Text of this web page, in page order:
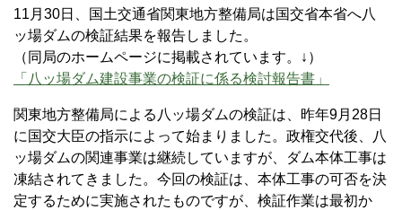
11月30日、国土交通省関東地方整備局は国交省本省へ八
ッ場ダムの検証結果を報告しました。
（同局のホームページに掲載されています。↓）
「八ッ場ダム建設事業の検証に係る検討報告書」
関東地方整備局による八ッ場ダムの検証は、昨年9月28日
に国交大臣の指示によって始まりました。政権交代後、八
ッ場ダムの関連事業は継続していますが、ダム本体工事は
凍結されてきました。今回の検証は、本体工事の可否を決
定するために実施されたものですが、検証作業は最初か